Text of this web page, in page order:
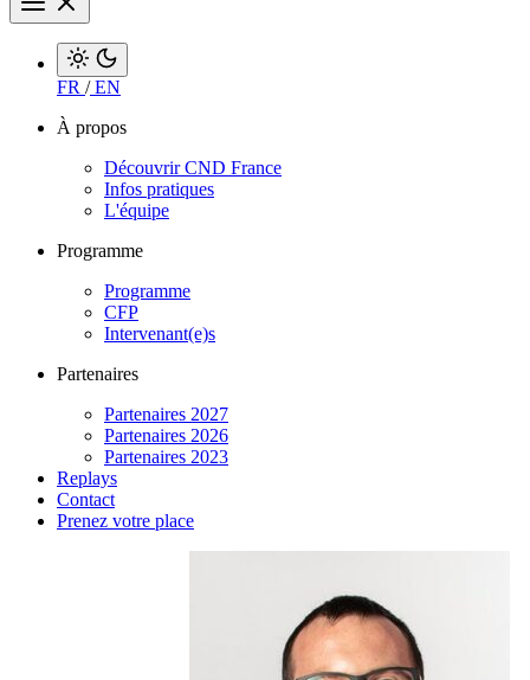
FR /EN
À propos
Découvrir CND France
Infos pratiques
L'équipe
Programme
Programme
CFP
Intervenant(e)s
Partenaires
Partenaires 2027
Partenaires 2026
Partenaires 2023
Replays
Contact
Prenez votre place